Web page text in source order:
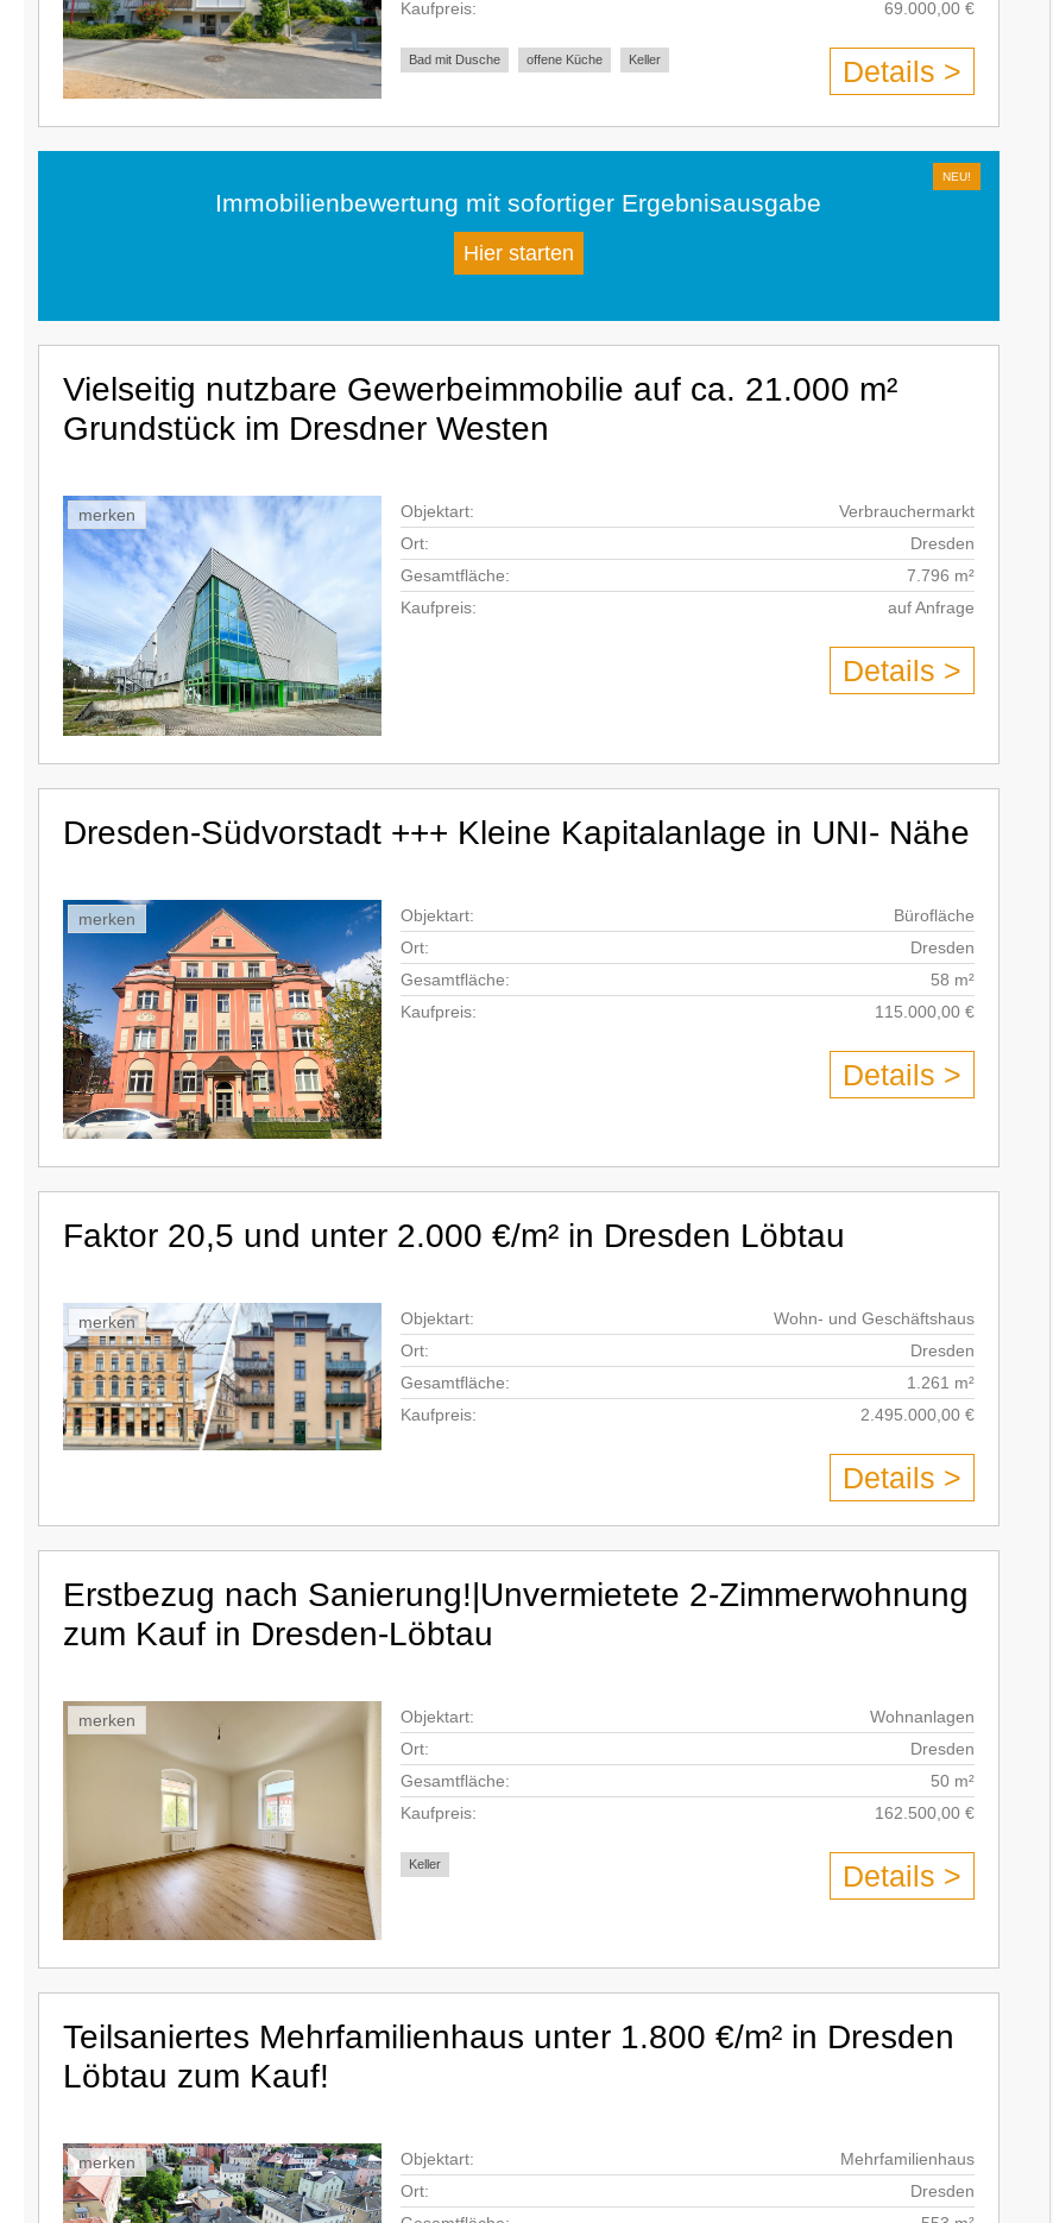
Kaufpreis:
69.000,00 €
Bad mit Dusche offene Küche Keller Details >
Immobilienbewertung mit sofortiger Ergebnisausgabe
Hier starten
Vielseitig nutzbare Gewerbeimmobilie auf ca. 21.000 m²
Grundstück im Dresdner Westen
merken Objektart:
Verbrauchermarkt
Ort:
Dresden
Gesamtfläche:
7.796 m²
Kaufpreis:
auf Anfrage
Details >
Dresden-Südvorstadt +++ Kleine Kapitalanlage in UNI- Nähe
merken Objektart:
Bürofläche
Ort:
Dresden
Gesamtfläche:
58 m²
Kaufpreis:
115.000,00 €
Details >
Faktor 20,5 und unter 2.000 €/m² in Dresden Löbtau
merken Objektart:
Wohn- und Geschäftshaus
Ort:
Dresden
Gesamtfläche:
1.261 m²
Kaufpreis:
2.495.000,00 €
Details >
Erstbezug nach Sanierung!|Unvermietete 2-Zimmerwohnung
zum Kauf in Dresden-Löbtau
merken Objektart:
Wohnanlagen
Ort:
Dresden
Gesamtfläche:
50 m²
Kaufpreis:
162.500,00 €
Keller Details >
Teilsaniertes Mehrfamilienhaus unter 1.800 €/m² in Dresden
Löbtau zum Kauf!
merken Objektart:
Mehrfamilienhaus
Ort:
Dresden